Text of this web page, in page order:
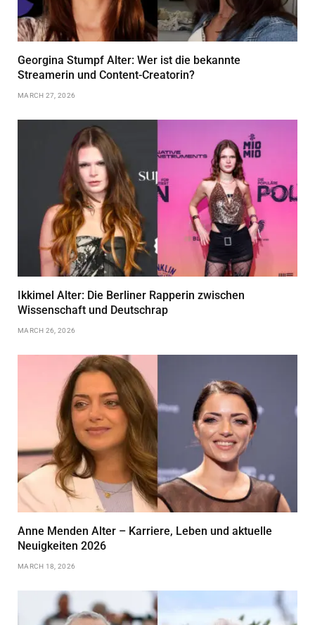
Georgina Stumpf Alter: Wer ist die bekannte
Streamerin und Content-Creatorin?
MARCH 27, 2026
Ikkimel Alter: Die Berliner Rapperin zwischen
Wissenschaft und Deutschrap
MARCH 26, 2026
Anne Menden Alter – Karriere, Leben und aktuelle
Neuigkeiten 2026
MARCH 18, 2026